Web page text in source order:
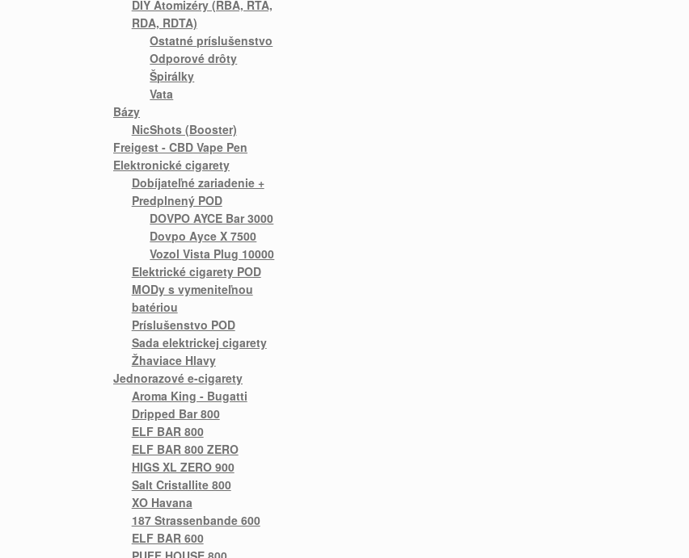
DIY Atomizéry (RBA, RTA,
RDA, RDTA)
Ostatné príslušenstvo
Odporové drôty
Špirálky
Vata
Bázy
NicShots (Booster)
Freigest - CBD Vape Pen
Elektronické cigarety
Dobíjateľné zariadenie +
Predplnený POD
DOVPO AYCE Bar 3000
Dovpo Ayce X 7500
Vozol Vista Plug 10000
Elektrické cigarety POD
MODy s vymeniteľnou
batériou
Príslušenstvo POD
Sada elektrickej cigarety
Žhaviace Hlavy
Jednorazové e-cigarety
Aroma King - Bugatti
Dripped Bar 800
ELF BAR 800
ELF BAR 800 ZERO
HIGS XL ZERO 900
Salt Cristallite 800
XO Havana
187 Strassenbande 600
ELF BAR 600